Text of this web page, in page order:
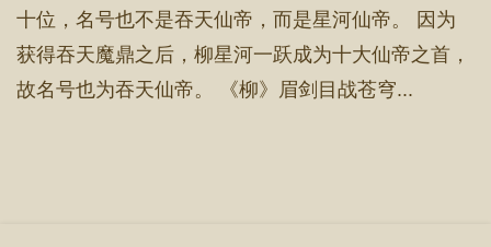
十位，名号也不是吞天仙帝，而是星河仙帝。 因为
获得吞天魔鼎之后，柳星河一跃成为十大仙帝之首，
故名号也为吞天仙帝。 《柳》眉剑目战苍穹...